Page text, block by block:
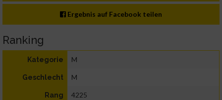
Ergebnis auf Facebook teilen
Ranking
Kategorie M
Geschlecht M
Rang 4225